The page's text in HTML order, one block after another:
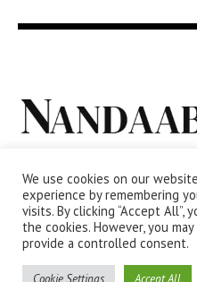
We use cookies on our
experience by remembering
visits. By clicking “Accept
the cookies. However, you
provide a controlled consent.
Cookie Settings Accept All